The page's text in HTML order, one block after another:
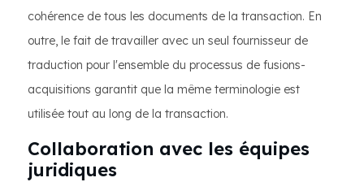
cohérence de tous les documents de la transaction. En
outre, le fait de travailler avec un seul fournisseur de
traduction pour l'ensemble du processus de fusions-
acquisitions garantit que la même terminologie est
utilisée tout au long de la transaction.
Collaboration avec les équipes
juridiques